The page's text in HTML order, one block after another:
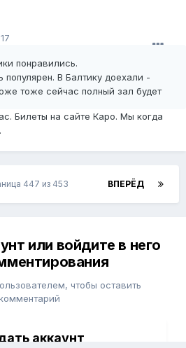
понравились.
популярен. В Балтику доехали -
тоже сейчас полный зал будет
Билеты на сайте Каро. Мы когда
ВПЕРЁД
447 из 453
или войдите в него
чтобы оставить
аккаунт